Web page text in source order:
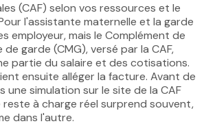
(CAF) selon vos ressources et le
l'assistante maternelle et la garde
employeur, mais le Complément de
garde (CMG), versé par la CAF,
partie du salaire et des cotisations.
ensuite alléger la facture. Avant de
une simulation sur le site de la CAF
reste à charge réel surprend souvent,
dans l'autre.